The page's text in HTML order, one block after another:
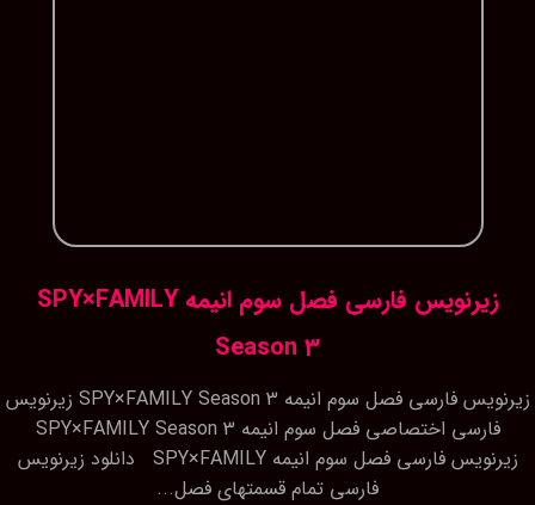
زیرنویس فارسی فصل سوم انیمه SPY×FAMILY
Season 3
زیرنویس فارسی فصل سوم انیمه SPY×FAMILY Season 3 زیرنویس
فارسی اختصاصی فصل سوم انیمه SPY×FAMILY Season 3
زیرنویس فارسی فصل سوم انیمه SPY×FAMILY دانلود زیرنویس
فارسی تمام قسمتهای فصل...